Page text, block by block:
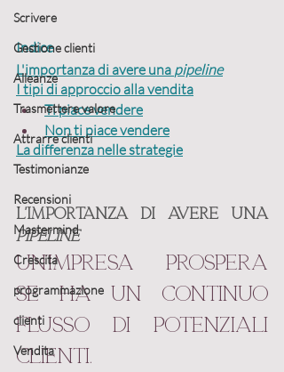
Scrivere
Gestione clienti
Alleanze
Trasmettere valore
Attrarre clienti
Testimonianze
Recensioni
Mastermind
Crescita
programmazione
clienti
Vendita
Indice
L'importanza di avere una pipeline
I tipi di approccio alla vendita
Ti piace vendere
Non ti piace vendere
La differenza nelle strategie
L'importanza di avere una
pipeline
Un’impresa prospera
se ha un continuo
flusso di potenziali
clienti.